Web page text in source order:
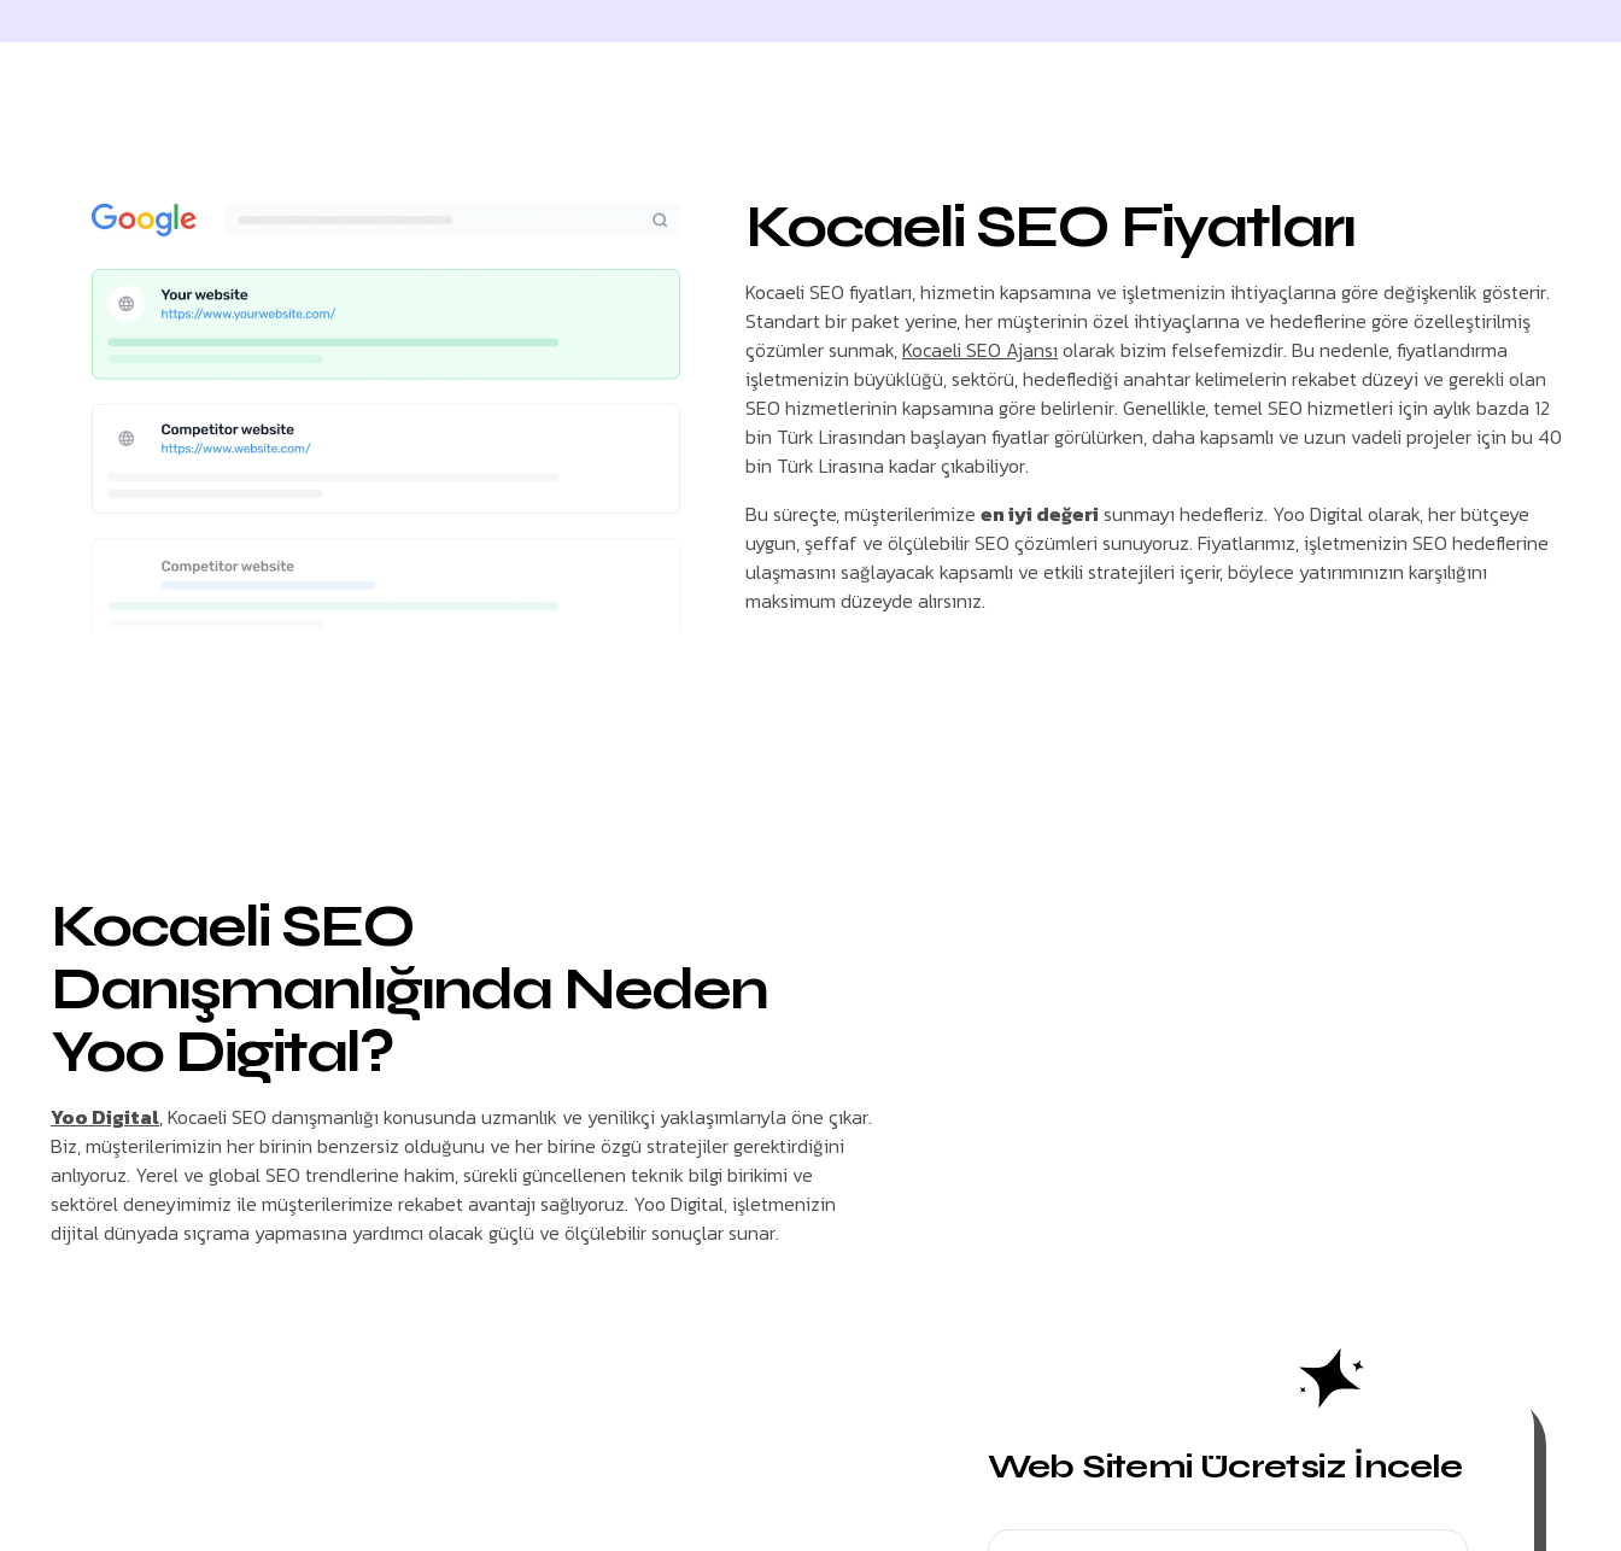
Kocaeli SEO Fiyatları
Kocaeli SEO fiyatları, hizmetin kapsamına ve işletmenizin ihtiyaçlarına göre değişkenlik gösterir.
Standart bir paket yerine, her müşterinin özel ihtiyaçlarına ve hedeflerine göre özelleştirilmiş
çözümler sunmak,Kocaeli SEO Ajansı olarak bizim felsefemizdir. Bu nedenle, fiyatlandırma
işletmenizin büyüklüğü, sektörü, hedeflediği anahtar kelimelerin rekabet düzeyi ve gerekli olan
SEO hizmetlerinin kapsamına göre belirlenir. Genellikle, temel SEO hizmetleri için aylık bazda 12
bin Türk Lirasından başlayan fiyatlar görülürken, daha kapsamlı ve uzun vadeli projeler için bu 40
bin Türk Lirasına kadar çıkabiliyor.
Bu süreçte, müşterilerimize en iyi değeri sunmayı hedefleriz. Yoo Digital olarak, her bütçeye
uygun, şeffaf ve ölçülebilir SEO çözümleri sunuyoruz. Fiyatlarımız, işletmenizin SEO hedeflerine
ulaşmasını sağlayacak kapsamlı ve etkili stratejileri içerir, böylece yatırımınızın karşılığını
maksimum düzeyde alırsınız.
Kocaeli SEO
Danışmanlığında Neden
Yoo Digital?
Yoo Digital, Kocaeli SEO danışmanlığı konusunda uzmanlık ve yenilikçi yaklaşımlarıyla öne çıkar.
Biz, müşterilerimizin her birinin benzersiz olduğunu ve her birine özgü stratejiler gerektirdiğini
anlıyoruz. Yerel ve global SEO trendlerine hakim, sürekli güncellenen teknik bilgi birikimi ve
sektörel deneyimimiz ile müşterilerimize rekabet avantajı sağlıyoruz. Yoo Digital, işletmenizin
dijital dünyada sıçrama yapmasına yardımcı olacak güçlü ve ölçülebilir sonuçlar sunar.
Web Sitemi Ücretsiz İncele